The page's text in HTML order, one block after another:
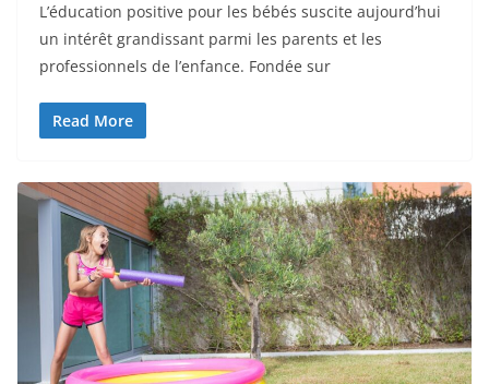
L’éducation positive pour les bébés suscite aujourd’hui
un intérêt grandissant parmi les parents et les
professionnels de l’enfance. Fondée sur
Read More